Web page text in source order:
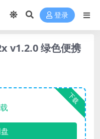
登录
v1.2.0 绿色便携
下载